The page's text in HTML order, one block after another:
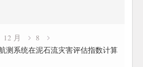
12 月
8
测系统在泥石流灾害评估指数计算